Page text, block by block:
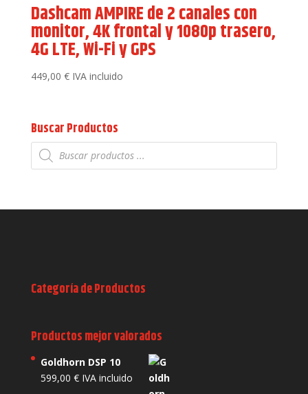
Dashcam AMPIRE de 2 canales con
monitor, 4K frontal y 1080p trasero,
4G LTE, Wi-Fi y GPS
449,00 € IVA incluido
Buscar Productos
Búsqueda
de
productos
Categoría de Productos
Productos mejor valorados
Goldhorn DSP 10
599,00 € IVA incluido